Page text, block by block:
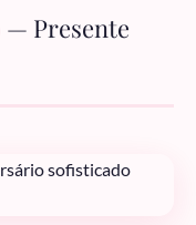
— Presente